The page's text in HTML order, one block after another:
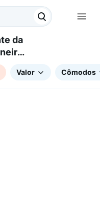
Valor Cômodos